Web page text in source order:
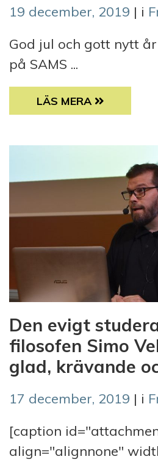
19 december, 2019 | i
God jul och gott nytt
på SAMS ...
GOD JUL OCH GOTT
LÄS MERA
Den evigt
filosofen Simo
glad, krävande
17 december, 2019 | i
[caption
align="alignnone"